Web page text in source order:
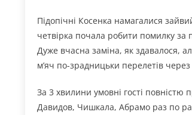
Підопічні Косенка намагалися
четвірка почала робити помилку
Дуже вчасна заміна, як здавалося,
м’яч по-зрадницьки перелетів
За 3 хвилини умовні гості повністю
Давидов, Чишкала, Абрамо раз по